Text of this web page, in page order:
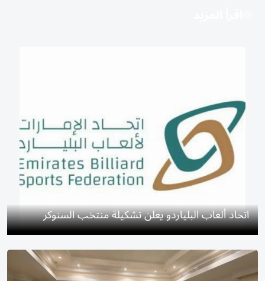
اتحاد ألعاب البلياردو يعلن تشكيلة منتخب السنوكر